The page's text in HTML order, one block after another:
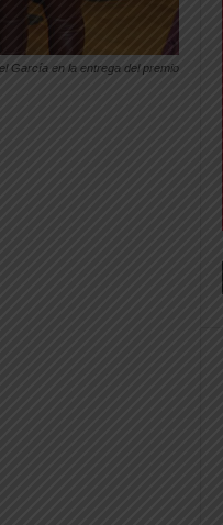
García en la entrega del premio